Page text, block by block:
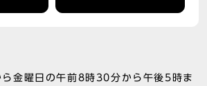
ら金曜日の午前8時30分から午後5時ま